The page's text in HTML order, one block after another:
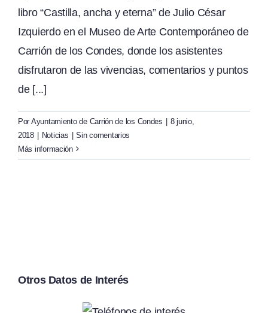
libro “Castilla, ancha y eterna” de Julio César
Izquierdo en el Museo de Arte Contemporáneo de
Carrión de los Condes, donde los asistentes
disfrutaron de las vivencias, comentarios y puntos
de [...]
Por Ayuntamiento de Carrión de los Condes
8 junio,
2018
Noticias
Sin comentarios
Más información
Otros Datos de Interés